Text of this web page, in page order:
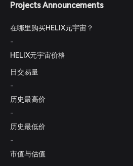
Projects Announcements
在哪里购买HELIX元宇宙？
-
HELIX元宇宙价格
日交易量
-
历史最高价
-
历史最低价
-
市值与估值